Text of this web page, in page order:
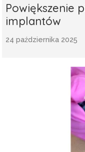
Powiększenie
implantów
24 października 2025